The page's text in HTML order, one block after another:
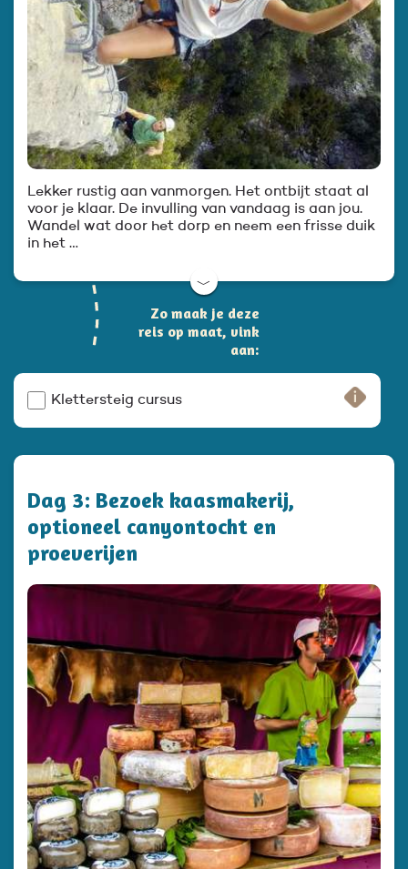
Lekker rustig aan vanmorgen. Het ontbijt staat al
voor je klaar. De invulling van vandaag is aan jou.
Wandel wat door het dorp en neem een frisse duik
in het …
﹀
Zo maak je deze
reis op maat, vink
aan:
Klettersteig cursus
Dag 3: Bezoek kaasmakerij,
optioneel canyontocht en
proeverijen